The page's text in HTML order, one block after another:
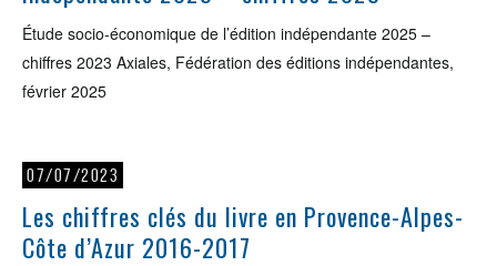
Étude socio-économique de l’édition indépendante 2025 –
chiffres 2023 Axiales, Fédération des éditions indépendantes,
février 2025
07/07/2023
Les chiffres clés du livre en Provence-Alpes-
Côte d’Azur 2016-2017